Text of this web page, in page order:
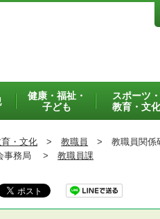
健康・福祉・
子ども
スポーツ・
教育・文化
・文化 > 教職員 > 教職員関係
事務局 > 教職員課